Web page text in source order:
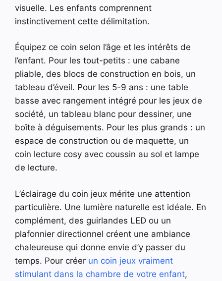
visuelle. Les enfants comprennent
instinctivement cette délimitation.
Équipez ce coin selon l’âge et les intérêts de
l’enfant. Pour les tout-petits : une cabane
pliable, des blocs de construction en bois, un
tableau d’éveil. Pour les 5-9 ans : une table
basse avec rangement intégré pour les jeux de
société, un tableau blanc pour dessiner, une
boîte à déguisements. Pour les plus grands : un
espace de construction ou de maquette, un
coin lecture cosy avec coussin au sol et lampe
de lecture.
L’éclairage du coin jeux mérite une attention
particulière. Une lumière naturelle est idéale. En
complément, des guirlandes LED ou un
plafonnier directionnel créent une ambiance
chaleureuse qui donne envie d’y passer du
temps. Pour créer un coin jeux vraiment
stimulant dans la chambre de votre enfant,